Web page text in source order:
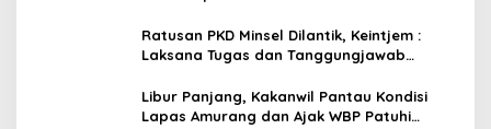
Ratusan PKD Minsel Dilantik, Keintjem :
Laksana Tugas dan Tanggungjawab
Libur Panjang, Kakanwil Pantau Kondisi
Lapas Amurang dan Ajak WBP Patuhi